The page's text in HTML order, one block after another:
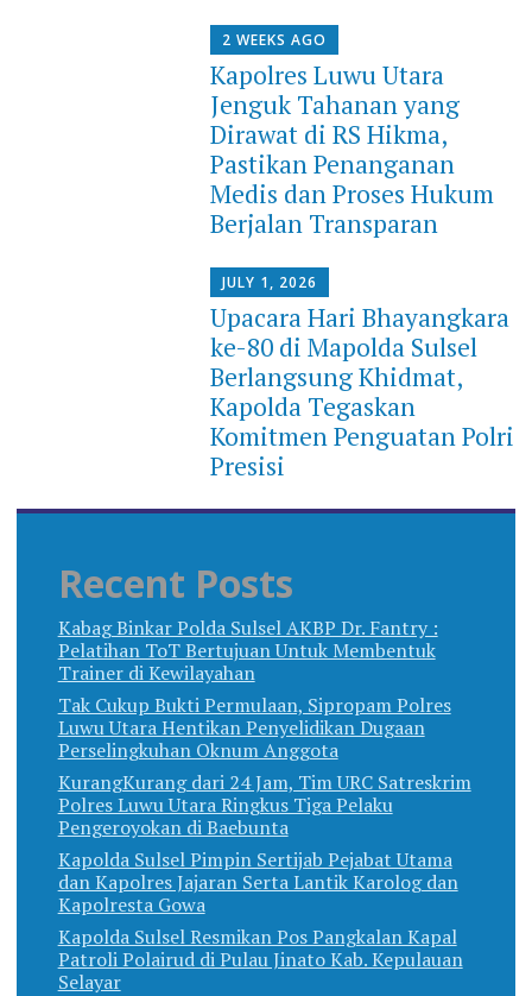
2 WEEKS AGO
Kapolres Luwu Utara
Jenguk Tahanan yang
Dirawat di RS Hikma,
Pastikan Penanganan
Medis dan Proses Hukum
Berjalan Transparan
JULY 1, 2026
Upacara Hari Bhayangkara
ke-80 di Mapolda Sulsel
Berlangsung Khidmat,
Kapolda Tegaskan
Komitmen Penguatan Polri
Presisi
Recent Posts
Kabag Binkar Polda Sulsel AKBP Dr. Fantry :
Pelatihan ToT Bertujuan Untuk Membentuk
Trainer di Kewilayahan
Tak Cukup Bukti Permulaan, Sipropam Polres
Luwu Utara Hentikan Penyelidikan Dugaan
Perselingkuhan Oknum Anggota
KurangKurang dari 24 Jam, Tim URC Satreskrim
Polres Luwu Utara Ringkus Tiga Pelaku
Pengeroyokan di Baebunta
Kapolda Sulsel Pimpin Sertijab Pejabat Utama
dan Kapolres Jajaran Serta Lantik Karolog dan
Kapolresta Gowa
Kapolda Sulsel Resmikan Pos Pangkalan Kapal
Patroli Polairud di Pulau Jinato Kab. Kepulauan
Selayar